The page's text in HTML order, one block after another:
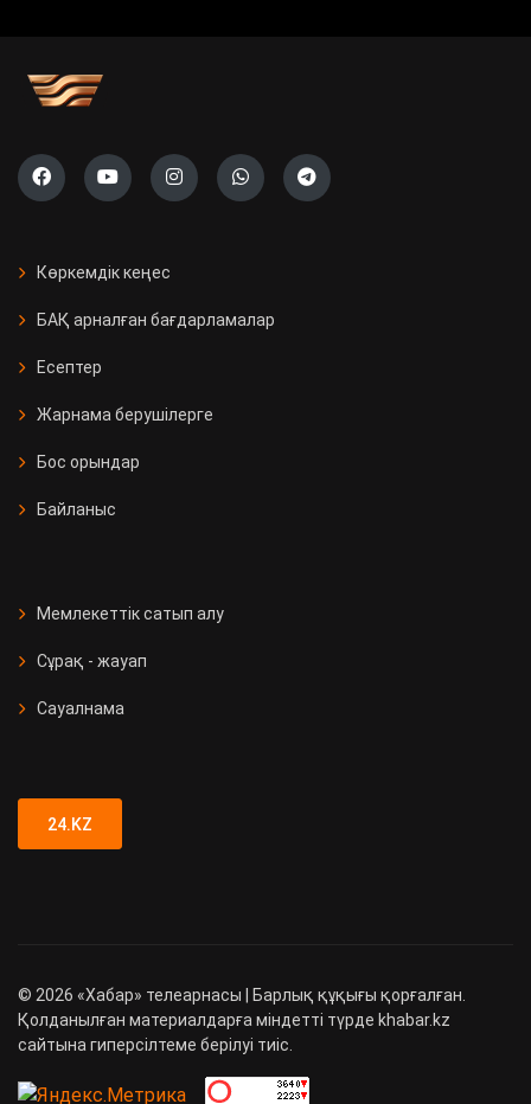
Көркемдік кеңес
БАҚ арналған бағдарламалар
Есептер
Жарнама берушілерге
Бос орындар
Байланыс
Мемлекеттік сатып алу
Сұрақ - жауап
Сауалнама
24.KZ
© 2026 «Хабар» телеарнасы | Барлық құқығы қорғалған.
Қолданылған материалдарға міндетті түрде khabar.kz
сайтына гиперсілтеме берілуі тиіс.